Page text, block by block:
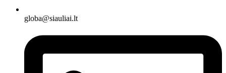
globa@siauliai.lt